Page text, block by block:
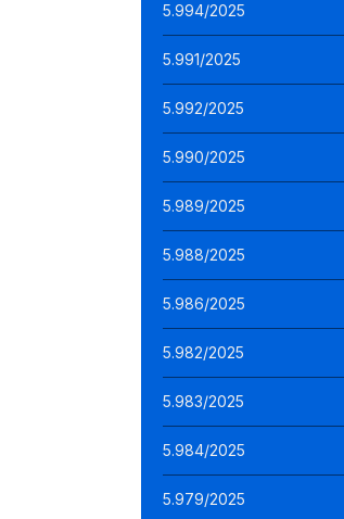
5.994/2025
5.991/2025
5.992/2025
5.990/2025
5.989/2025
5.988/2025
5.986/2025
5.982/2025
5.983/2025
5.984/2025
5.979/2025